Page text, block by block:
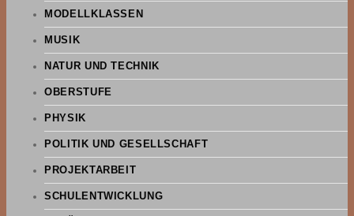
MODELLKLASSEN
MUSIK
NATUR UND TECHNIK
OBERSTUFE
PHYSIK
POLITIK UND GESELLSCHAFT
PROJEKTARBEIT
SCHULENTWICKLUNG